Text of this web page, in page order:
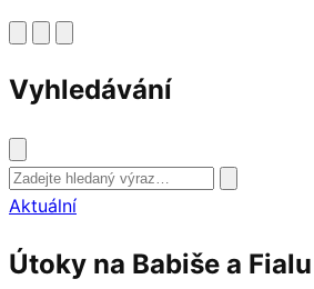
Vyhledávání
Vyhledat
Aktuální
Útoky na Babiše a